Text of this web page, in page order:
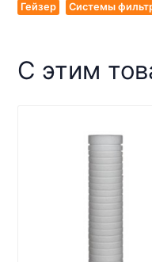
Гейзер Системы
С этим